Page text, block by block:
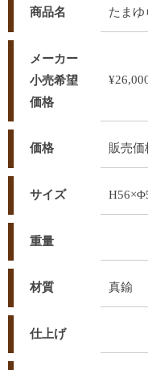
商品名 たまゆ
メーカー
小売希望
価格
価格 販売価
サイズ
重量
材質 真鍮
仕上げ